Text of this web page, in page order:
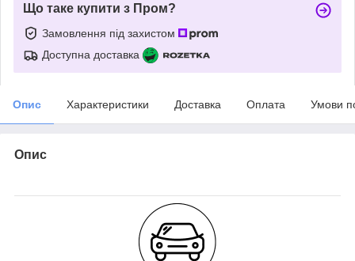
Що таке купити з Пром?
Замовлення під захистом
Доступна доставка
Опис Характеристики Доставка Оплата Умови
Опис